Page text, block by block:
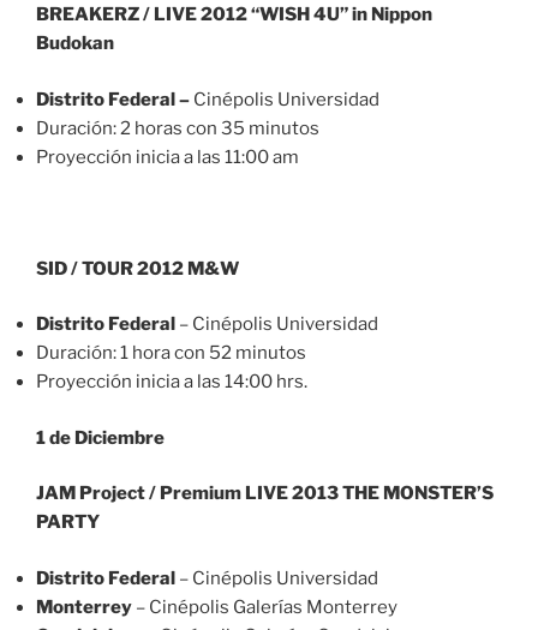
BREAKERZ / LIVE 2012 “WISH 4U” in Nippon
Budokan
Distrito Federal– Cinépolis Universidad
Duración: 2 horas con 35 minutos
Proyección inicia a las 11:00 am
SID / TOUR 2012 M&W
Distrito Federal – Cinépolis Universidad
Duración: 1 hora con 52 minutos
Proyección inicia a las 14:00 hrs.
1 de Diciembre
JAM Project / Premium LIVE 2013 THE MONSTER’S
PARTY
Distrito Federal – Cinépolis Universidad
Monterrey – Cinépolis Galerías Monterrey